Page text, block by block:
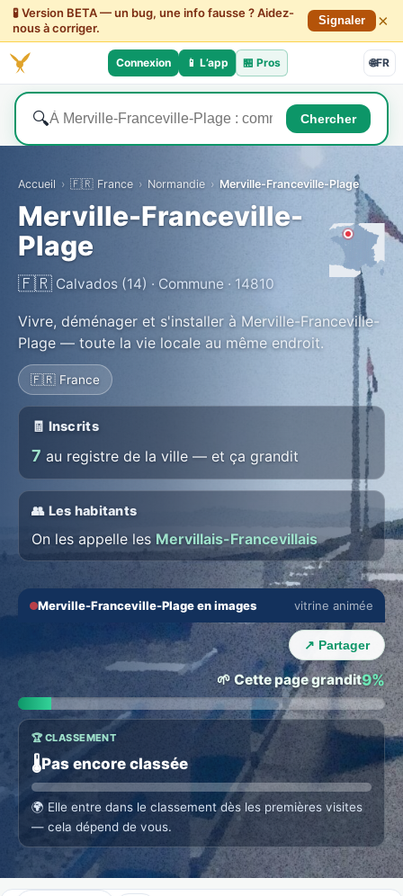
🧪 Version BETA — un bug, une info fausse ? Aidez-
nous à corriger.
Signaler ×
Connexion 📱 L’app 🏪 Pros 🌐FR
🔍 Chercher
Accueil › 🇫🇷 France › Normandie › Merville-Franceville-Plage
Merville-Franceville-
Plage
🇫🇷 Calvados (14) · Commune · 14810
Vivre, déménager et s'installer à Merville-Franceville-
Plage — toute la vie locale au même endroit.
🇫🇷 France
🧾 Inscrits
7 au registre de la ville — et ça grandit
👥 Les habitants
On les appelle les Mervillais-Francevillais
Merville-Franceville-Plage en images vitrine animée
›
🔇 ⛶
↗ Partager
🌱 Cette page grandit9%
🏆 CLASSEMENT
🌡️Pas encore classée
🌍 Elle entre dans le classement dès les premières visites
— cela dépend de vous.